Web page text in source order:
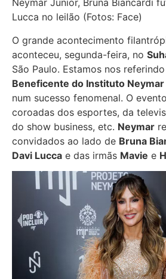
Neymar Junior, Bruna Biancardi
Lucca no leilão (Fotos: Face)
O grande acontecimento
aconteceu, segunda-feira, no
São Paulo. Estamos nos
Beneficente do Instituto
num sucesso fenomenal. O
coroadas dos esportes, da
do show business, etc. Neymar
convidados ao lado de Bruna
Davi Lucca e das irmãs Mavie e